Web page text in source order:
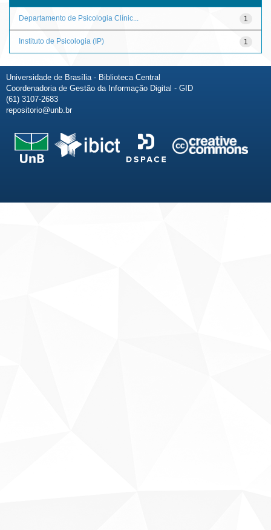
1
Departamento de Psicologia Clínic...
1
Instituto de Psicologia (IP)
Universidade de Brasília - Biblioteca Central
Coordenadoria de Gestão da Informação Digital - GID
(61) 3107-2683
repositorio@unb.br